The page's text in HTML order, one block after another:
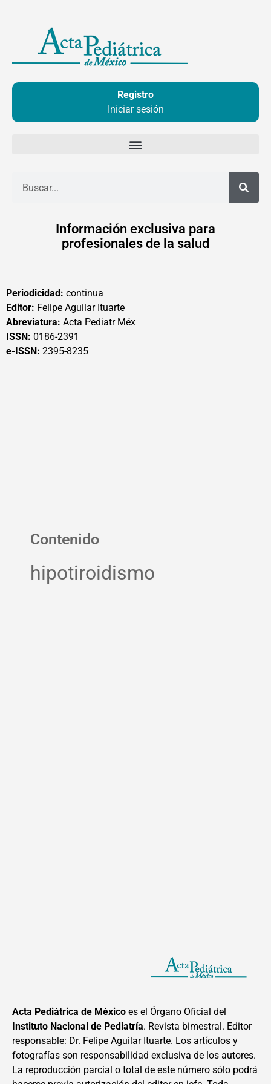
contenido
Registro
Iniciar sesión
Información exclusiva para
profesionales de la salud
Periodicidad: continua
Editor: Felipe Aguilar Ituarte
Abreviatura: Acta Pediatr Méx
ISSN: 0186-2391
e-ISSN: 2395-8235
Contenido
hipotiroidismo
Acta Pediátrica de México es el Órgano Oficial del
Instituto Nacional de Pediatría. Revista bimestral. Editor
responsable: Dr. Felipe Aguilar Ituarte. Los artículos y
fotografías son responsabilidad exclusiva de los autores.
La reproducción parcial o total de este número sólo podrá